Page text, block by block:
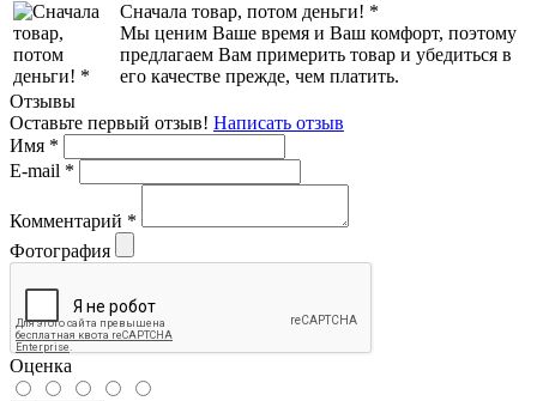
Сначала товар, потом деньги! *
Мы ценим Ваше время и Ваш комфорт, поэтому
предлагаем Вам примерить товар и убедиться в
его качестве прежде, чем платить.
Отзывы
Оставьте первый отзыв! Написать отзыв
Имя *
E-mail *
Комментарий *
Фотография
Оценка